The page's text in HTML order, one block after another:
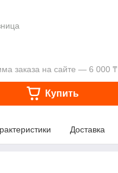
заказа на сайте — 6 000 ₸
Купить
Доставка